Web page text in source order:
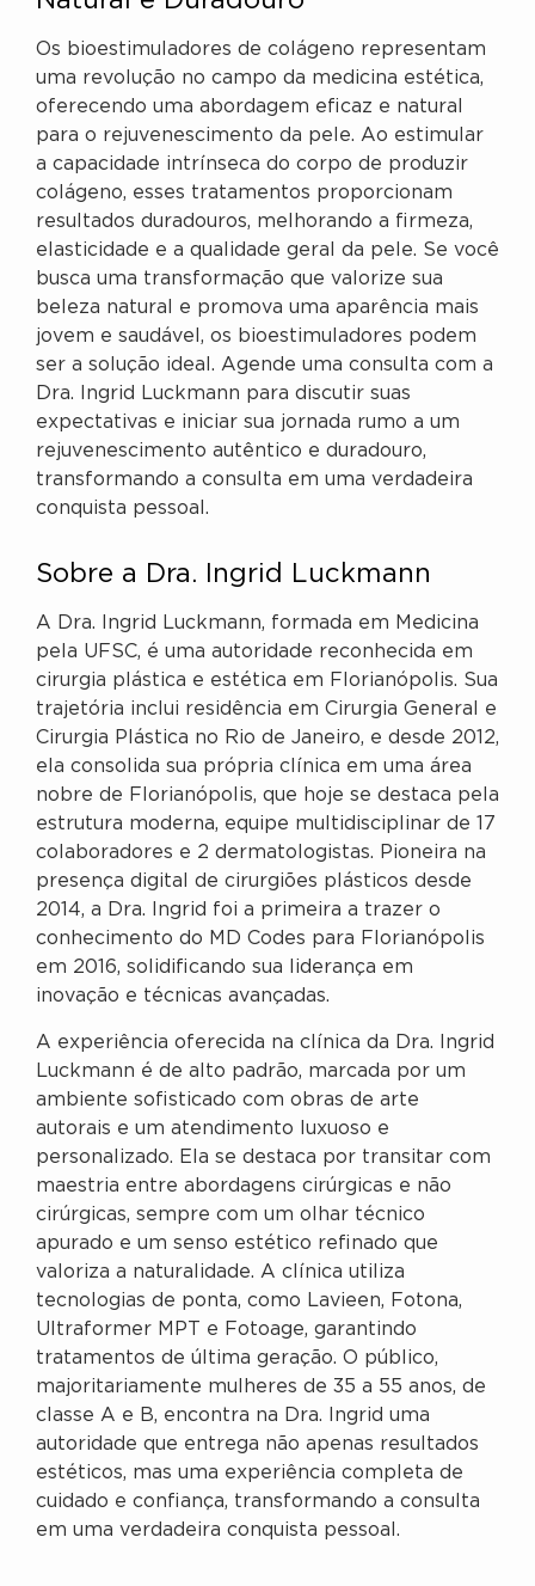
Os bioestimuladores de colágeno representam
uma revolução no campo da medicina estética,
oferecendo uma abordagem eficaz e natural
para o rejuvenescimento da pele. Ao estimular
a capacidade intrínseca do corpo de produzir
colágeno, esses tratamentos proporcionam
resultados duradouros, melhorando a firmeza,
elasticidade e a qualidade geral da pele. Se você
busca uma transformação que valorize sua
beleza natural e promova uma aparência mais
jovem e saudável, os bioestimuladores podem
ser a solução ideal. Agende uma consulta com a
Dra. Ingrid Luckmann para discutir suas
expectativas e iniciar sua jornada rumo a um
rejuvenescimento autêntico e duradouro,
transformando a consulta em uma verdadeira
conquista pessoal.
Sobre a Dra. Ingrid Luckmann
A Dra. Ingrid Luckmann, formada em Medicina
pela UFSC, é uma autoridade reconhecida em
cirurgia plástica e estética em Florianópolis. Sua
trajetória inclui residência em Cirurgia General e
Cirurgia Plástica no Rio de Janeiro, e desde 2012,
ela consolida sua própria clínica em uma área
nobre de Florianópolis, que hoje se destaca pela
estrutura moderna, equipe multidisciplinar de 17
colaboradores e 2 dermatologistas. Pioneira na
presença digital de cirurgiões plásticos desde
2014, a Dra. Ingrid foi a primeira a trazer o
conhecimento do MD Codes para Florianópolis
em 2016, solidificando sua liderança em
inovação e técnicas avançadas.
A experiência oferecida na clínica da Dra. Ingrid
Luckmann é de alto padrão, marcada por um
ambiente sofisticado com obras de arte
autorais e um atendimento luxuoso e
personalizado. Ela se destaca por transitar com
maestria entre abordagens cirúrgicas e não
cirúrgicas, sempre com um olhar técnico
apurado e um senso estético refinado que
valoriza a naturalidade. A clínica utiliza
tecnologias de ponta, como Lavieen, Fotona,
Ultraformer MPT e Fotoage, garantindo
tratamentos de última geração. O público,
majoritariamente mulheres de 35 a 55 anos, de
classe A e B, encontra na Dra. Ingrid uma
autoridade que entrega não apenas resultados
estéticos, mas uma experiência completa de
cuidado e confiança, transformando a consulta
em uma verdadeira conquista pessoal.